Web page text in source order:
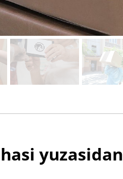
yuzasidan